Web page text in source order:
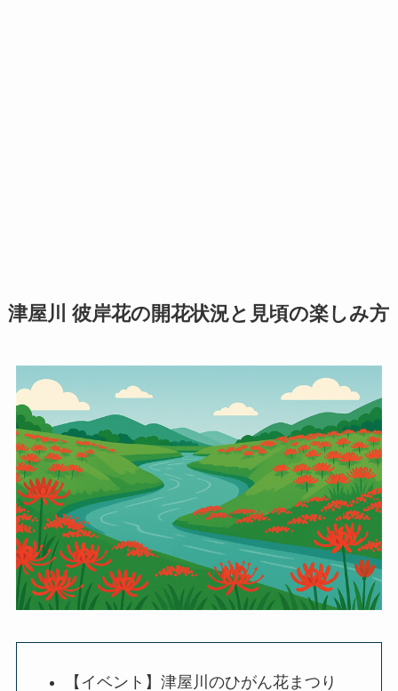
津屋川 彼岸花の開花状況と見頃の楽しみ方
【イベント】津屋川のひがん花まつり